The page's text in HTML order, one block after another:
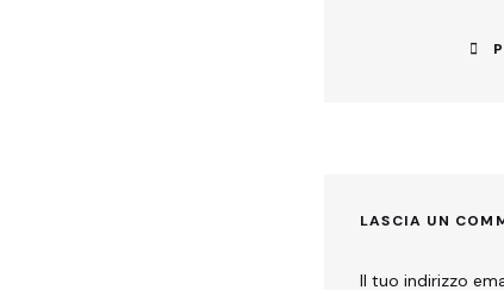
LASCIA UN
Il tuo indirizzo